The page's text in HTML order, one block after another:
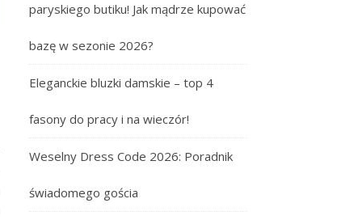
paryskiego butiku! Jak mądrze kupować
bazę w sezonie 2026?
Eleganckie bluzki damskie – top 4
fasony do pracy i na wieczór!
Weselny Dress Code 2026: Poradnik
świadomego gościa